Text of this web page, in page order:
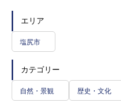
エリア
塩尻市
カテゴリー
自然・景観 歴史・文化